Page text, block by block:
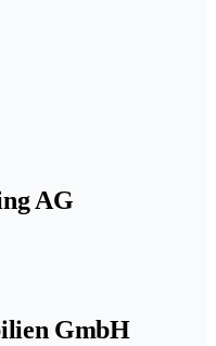
AG
GmbH